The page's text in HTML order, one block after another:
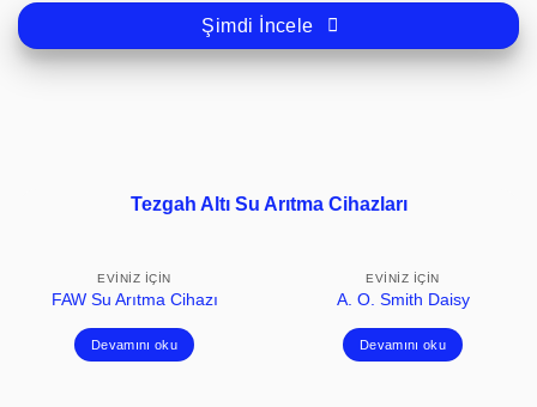
Şimdi İncele
Tezgah Altı Su Arıtma Cihazları
EVINIZ İÇIN
FAW Su Arıtma Cihazı
Devamını oku
EVINIZ İÇIN
A. O. Smith Daisy
Devamını oku